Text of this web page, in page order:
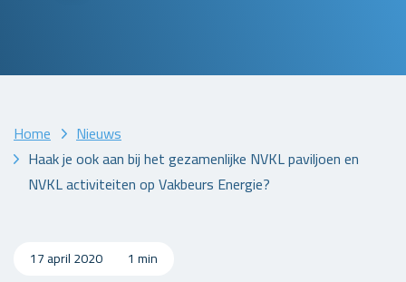
Home
Nieuws
Haak je ook aan bij het gezamenlijke NVKL paviljoen en
NVKL activiteiten op Vakbeurs Energie?
17 april 2020 1 min